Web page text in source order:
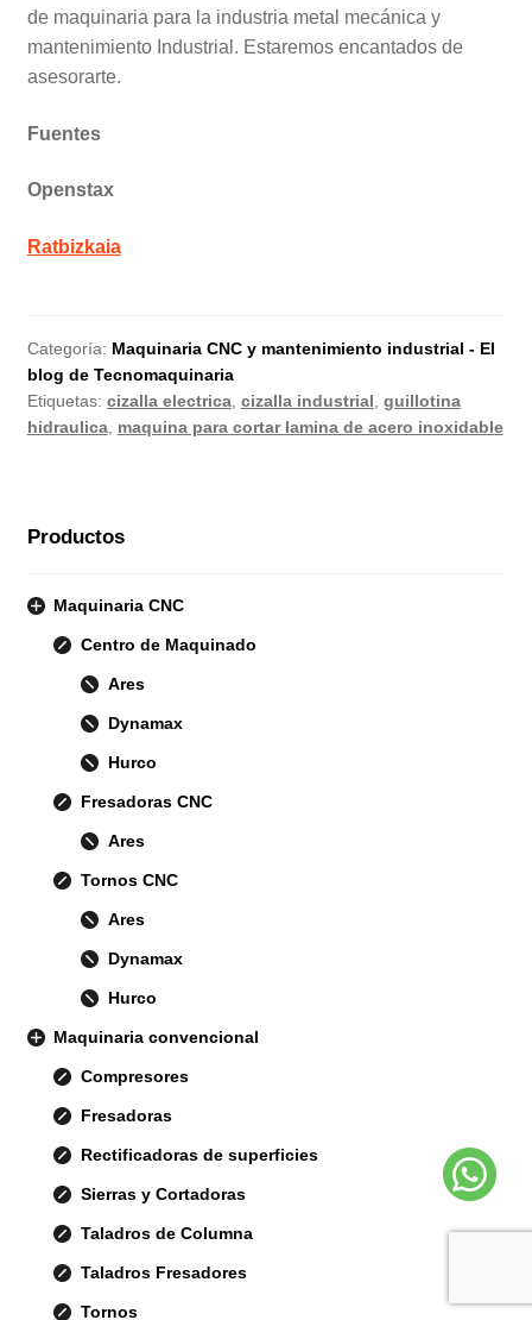
de maquinaria para la industria metal mecánica y
mantenimiento Industrial. Estaremos encantados de
asesorarte.
Fuentes
Openstax
Ratbizkaia
Categoría: Maquinaria CNC y mantenimiento industrial - El
blog de Tecnomaquinaria
Etiquetas: cizalla electrica, cizalla industrial, guillotina
hidraulica, maquina para cortar lamina de acero inoxidable
Productos
Maquinaria CNC
Centro de Maquinado
Ares
Dynamax
Hurco
Fresadoras CNC
Ares
Tornos CNC
Ares
Dynamax
Hurco
Maquinaria convencional
Compresores
Fresadoras
Rectificadoras de superficies
Sierras y Cortadoras
Taladros de Columna
Taladros Fresadores
Tornos